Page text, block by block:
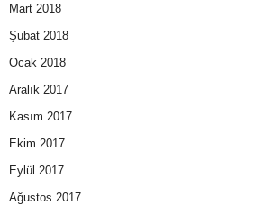
Mart 2018
Şubat 2018
Ocak 2018
Aralık 2017
Kasım 2017
Ekim 2017
Eylül 2017
Ağustos 2017